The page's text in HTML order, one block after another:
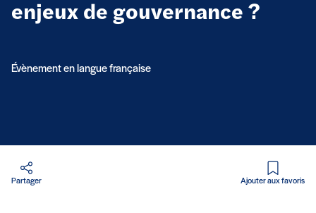
enjeux de gouvernance ?
Évènement en langue française
Partager Ajouter aux favoris
en PDF